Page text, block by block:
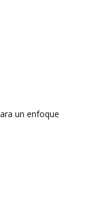
un enfoque